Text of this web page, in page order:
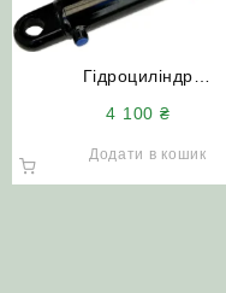
Гідроциліндр
підйому рами КУН (під
4 100 ₴
Додати в кошик